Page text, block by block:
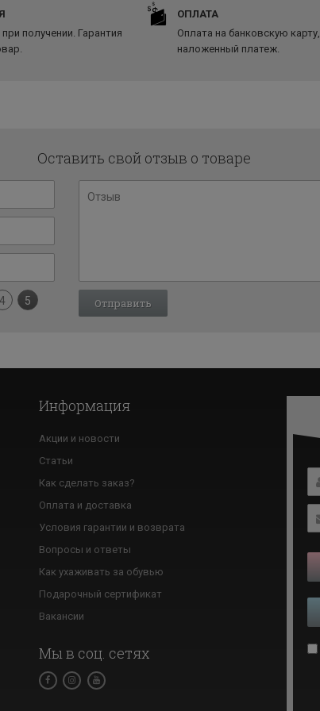
получении. Гарантия
ОПЛАТА
Оплата на банковскую карту,
наложенный платеж.
Оставить свой отзыв о товаре
4 5
Информация
Акции и новости
Статьи
Как сделать заказ?
Оплата и доставка
Условия гарантии и возврата
Вопросы и ответы
Как ухаживать за обувью
Подарочный сертификат
Вакансии
Мы в соц. сетях